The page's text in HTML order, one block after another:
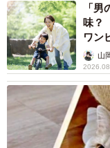
「
味？
ワン
へん
山